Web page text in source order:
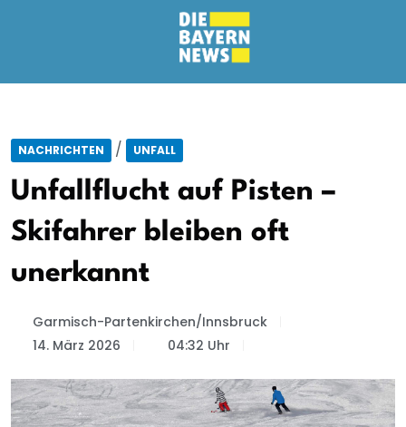
NACHRICHTEN / UNFALL
Unfallflucht auf Pisten –
Skifahrer bleiben oft
unerkannt
Garmisch-Partenkirchen/Innsbruck
14. März 2026
04:32 Uhr